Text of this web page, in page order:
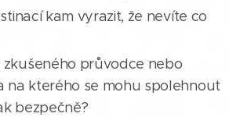
kam vyrazit, že nevíte co
zkušeného průvodce nebo
na kterého se mohu spolehnout
bezpečně?